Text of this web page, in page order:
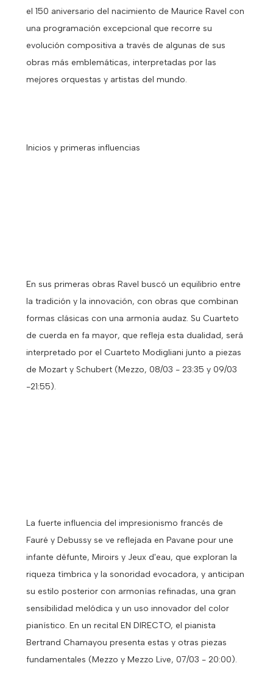
el 150 aniversario del nacimiento de Maurice Ravel con
una programación excepcional que recorre su
evolución compositiva a través de algunas de sus
obras más emblemáticas, interpretadas por las
mejores orquestas y artistas del mundo.
Inicios y primeras influencias
En sus primeras obras Ravel buscó un equilibrio entre
la tradición y la innovación, con obras que combinan
formas clásicas con una armonía audaz. Su Cuarteto
de cuerda en fa mayor, que refleja esta dualidad, será
interpretado por el Cuarteto Modigliani junto a piezas
de Mozart y Schubert (Mezzo, 08/03 - 23:35 y 09/03
-21:55).
La fuerte influencia del impresionismo francés de
Fauré y Debussy se ve reflejada en Pavane pour une
infante défunte, Miroirs y Jeux d'eau, que exploran la
riqueza tímbrica y la sonoridad evocadora, y anticipan
su estilo posterior con armonías refinadas, una gran
sensibilidad melódica y un uso innovador del color
pianístico. En un recital EN DIRECTO, el pianista
Bertrand Chamayou presenta estas y otras piezas
fundamentales (Mezzo y Mezzo Live, 07/03 - 20:00).